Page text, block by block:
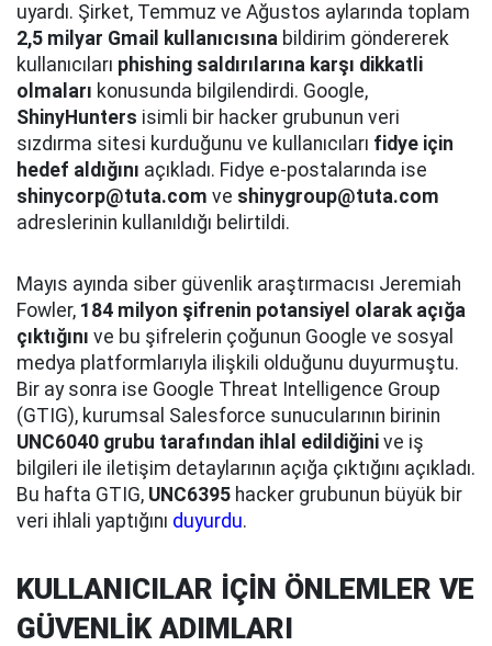
uyardı. Şirket, Temmuz ve Ağustos aylarında toplam
2,5 milyar Gmail kullanıcısına bildirim göndererek
kullanıcıları phishing saldırılarına karşı dikkatli
olmaları konusunda bilgilendirdi. Google,
ShinyHunters isimli bir hacker grubunun veri
sızdırma sitesi kurduğunu ve kullanıcıları fidye için
hedef aldığını açıkladı. Fidye e-postalarında ise
shinycorp@tuta.com ve shinygroup@tuta.com
adreslerinin kullanıldığı belirtildi.
Mayıs ayında siber güvenlik araştırmacısı Jeremiah
Fowler, 184 milyon şifrenin potansiyel olarak açığa
çıktığını ve bu şifrelerin çoğunun Google ve sosyal
medya platformlarıyla ilişkili olduğunu duyurmuştu.
Bir ay sonra ise Google Threat Intelligence Group
(GTIG), kurumsal Salesforce sunucularının birinin
UNC6040 grubu tarafından ihlal edildiğini ve iş
bilgileri ile iletişim detaylarının açığa çıktığını açıkladı.
Bu hafta GTIG, UNC6395 hacker grubunun büyük bir
veri ihlali yaptığını duyurdu.
KULLANICILAR İÇİN ÖNLEMLER VE
GÜVENLİK ADIMLARI